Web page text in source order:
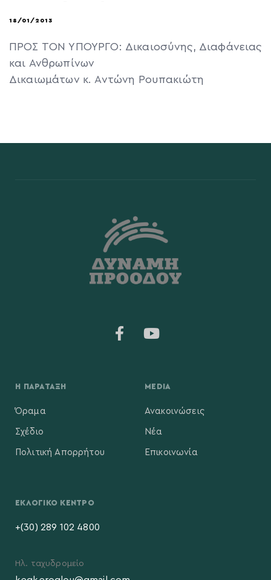
18/01/2013
ΠΡΟΣ ΤΟΝ ΥΠΟΥΡΓΟ: Δικαιοσύνης, Διαφάνειας
και Ανθρωπίνων
Δικαιωμάτων κ. Αντώνη Ρουπακιώτη
Η ΠΑΡΆΤΑΞΗ
Όραμα
Σχέδιο
Πολιτική Απορρήτου
MEDIA
Ανακοινώσεις
Νέα
Επικοινωνία
ΕΚΛΟΓΙΚΌ ΚΈΝΤΡΟ
+(30) 289 102 4800
Ηλ. ταχυδρομείο